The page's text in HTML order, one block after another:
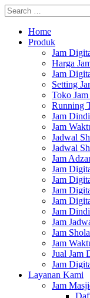
Home
Produk
Jam
Harga
Jam
Setting
Toko
Running
Jam
Jam
Jadwal
Jadwal
Jam
Jam
Jam
Jam
Jam
Jam
Jam
Jam
Jam
Jual Jam
Jam
Layanan Kami
Jam